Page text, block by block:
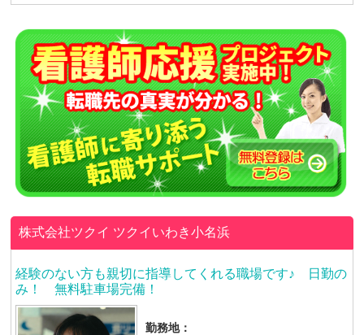
株式会社ツクイ ツクイいわき小名浜
経験のない方も親切に指導してくれる職場です♪ 日勤の
み！ 無料駐車場完備！
勤務地：